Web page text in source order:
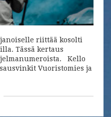
riittää kosolti
Tässä kertaus
Kello
Vuoristomies ja